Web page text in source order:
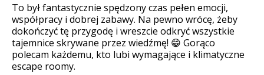
To był fantastycznie spędzony czas pełen emocji,
współpracy i dobrej zabawy. Na pewno wrócę, żeby
dokończyć tę przygodę i wreszcie odkryć wszystkie
tajemnice skrywane przez wiedźmę! 😁 Gorąco
polecam każdemu, kto lubi wymagające i klimatyczne
escape roomy.